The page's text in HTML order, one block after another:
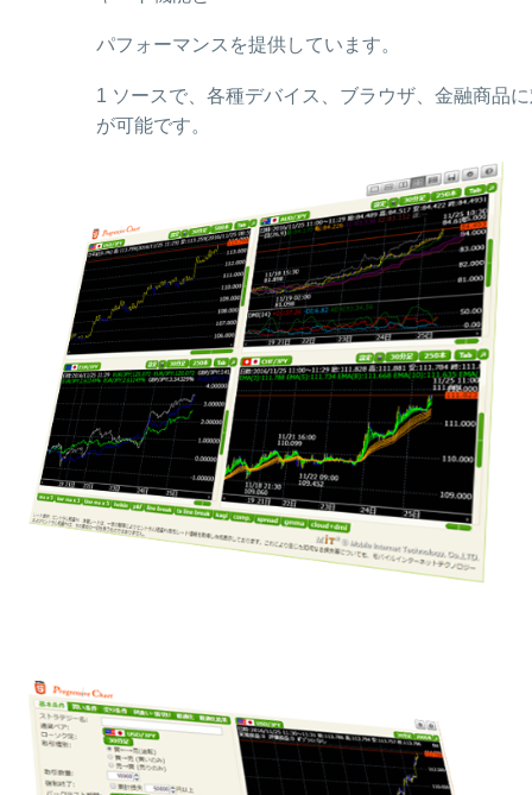
パフォーマンスを提供しています。
1 ソースで、各種デバイス、ブラウザ、金融商品
が可能です。